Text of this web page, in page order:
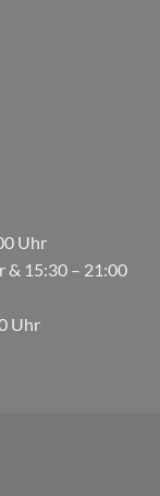
Uhr
& 15:30 – 21:00
Uhr